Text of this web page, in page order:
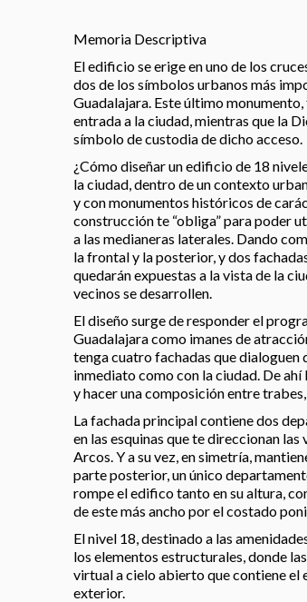
Memoria Descriptiva
El edificio se erige en uno de los
dos de los símbolos urbanos más
Guadalajara. Este último
entrada a la ciudad, mientras que la
símbolo de custodia de dicho acceso.
¿Cómo diseñar un edificio de 18
la ciudad, dentro de un contexto
y con monumentos históricos de
construcción te “obliga” para poder
a las medianeras laterales. Dando
la frontal y la posterior, y dos
quedarán expuestas a la vista de la
vecinos se desarrollen.
El diseño surge de responder el
Guadalajara como imanes de
tenga cuatro fachadas que
inmediato como con la ciudad. De
y hacer una composición entre
La fachada principal contiene dos
en las esquinas que te direccionan
Arcos. Y a su vez, en simetría,
parte posterior, un único
rompe el edifico tanto en su altura,
de este más ancho por el costado
El nivel 18, destinado a las
los elementos estructurales, donde
virtual a cielo abierto que contiene el
exterior.